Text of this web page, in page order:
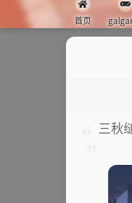
首页
三秋